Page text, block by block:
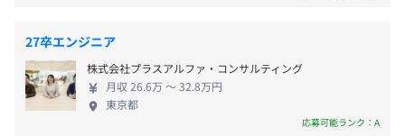
各種社会保険完備（関東ITソフトウェア健康保険組合）
新のPCモデルや検証機を準備します。
メンター制度の有無
あり
27卒エンジニア
株式会社プラスアルファ・コンサルティング
月収 26.6万 〜 32.8万円
東京都
応募可能ランク：A